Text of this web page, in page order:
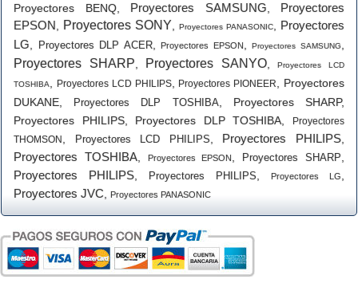
Proyectores BENQ, Proyectores SAMSUNG
Proyectores
EPSON
Proyectores SONY Proyectores PANASONIC
Proyectores
LG
Proyectores DLP ACER,Proyectores EPSON ,Proyectores SAMSUNG
Proyectores SHARP Proyectores SANYO,Proyectores LCD
TOSHIBA Proyectores LCD PHILIPS, Proyectores PIONEER
Proyectores
DUKANE
Proyectores DLP TOSHIBA, Proyectores SHARP,
Proyectores PHILIPS, Proyectores DLP TOSHIBA
Proyectores
THOMSON
Proyectores LCD PHILIPS Proyectores PHILIPS
Proyectores TOSHIBA, Proyectores EPSON Proyectores SHARP
Proyectores PHILIPS Proyectores PHILIPS Proyectores LG
Proyectores JVC Proyectores PANASONIC